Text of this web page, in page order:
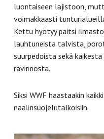
luontaiseen lajistoon,
voimakkaasti
Kettu hyötyy paitsi
lauhtuneista talvista,
suurpedoista sekä
ravinnosta.
Siksi WWF haastaakin
naalinsuojelutalkoisiin.